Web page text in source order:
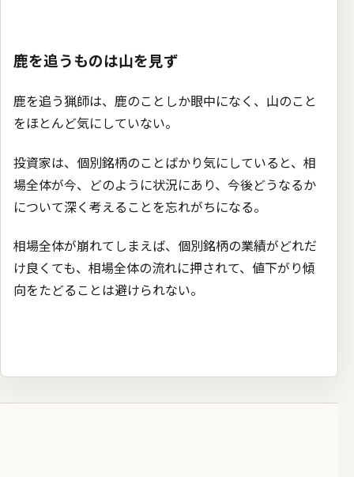
鹿を追うものは山を見ず
鹿を追う猟師は、鹿のことしか眼中になく、山のこと
をほとんど気にしていない。
投資家は、個別銘柄のことばかり気にしていると、相
場全体が今、どのように状況にあり、今後どうなるか
について深く考えることを忘れがちになる。
相場全体が崩れてしまえば、個別銘柄の業績がどれだ
け良くても、相場全体の流れに押されて、値下がり傾
向をたどることは避けられない。